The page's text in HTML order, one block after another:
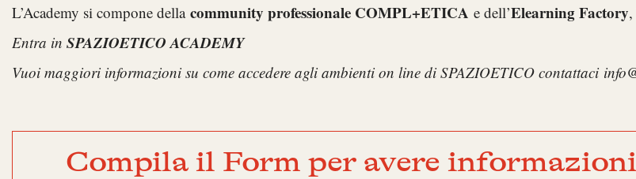
L’Academy si compone della community professionale COMPL+ETICA e dell’Elearning Factory
Entra in SPAZIOETICO ACADEMY
Vuoi maggiori informazioni su come accedere agli ambienti on line di SPAZIOETICO contattaci
Compila il Form per avere